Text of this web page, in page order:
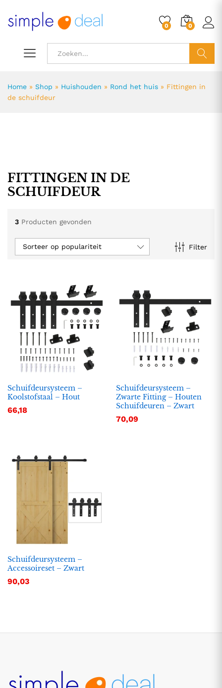
0 0
Home » Shop » Huishouden » Rond het huis » Fittingen in
de schuifdeur
FITTINGEN IN DE
SCHUIFDEUR
3 Producten gevonden
Filter
Sorteer op populariteit
Schuifdeursysteem –
Koolstofstaal – Hout
66,18
Schuifdeursysteem –
Zwarte Fitting – Houten
Schuifdeuren – Zwart
70,09
Schuifdeursysteem –
Accessoireset – Zwart
90,03